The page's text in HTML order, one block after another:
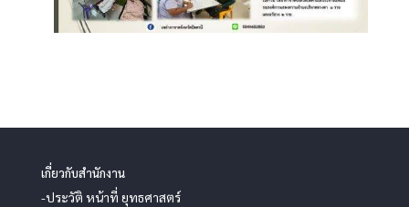
เกี่ยวกับสำนักงาน
-ประวัติ หน้าที่ ยุทธศาสตร์